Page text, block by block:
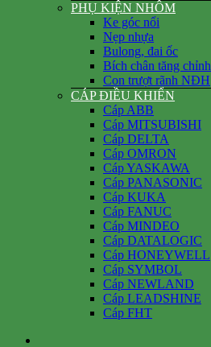
PHỤ KIỆN NHÔM
Ke góc nổi
Nẹp nhựa
Bulong, đai ốc
Bích chân tăng chỉnh
Con trượt rãnh NĐH
CÁP ĐIỀU KHIỂN
Cáp ABB
Cáp MITSUBISHI
Cáp DELTA
Cáp OMRON
Cáp YASKAWA
Cáp PANASONIC
Cáp KUKA
Cáp FANUC
Cáp MINDEO
Cáp DATALOGIC
Cáp HONEYWELL
Cáp SYMBOL
Cáp NEWLAND
Cáp LEADSHINE
Cáp FHT